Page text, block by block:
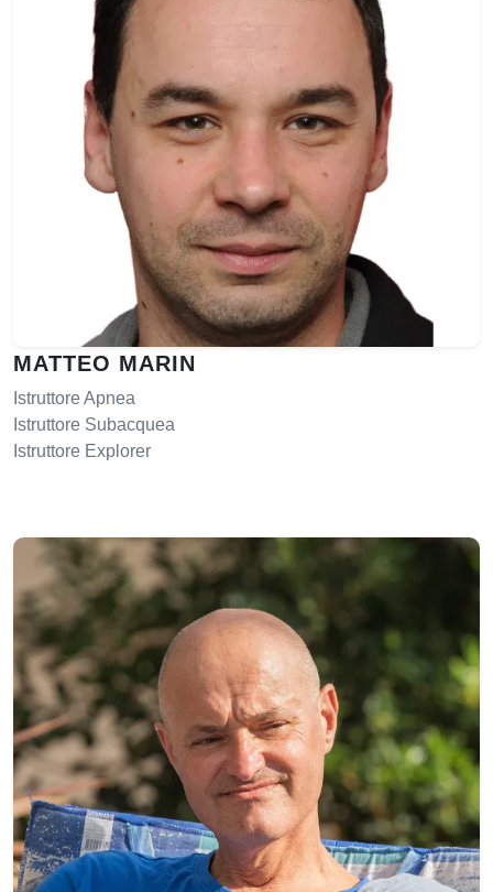
MATTEO MARIN
Istruttore Apnea
Istruttore Subacquea
Istruttore Explorer